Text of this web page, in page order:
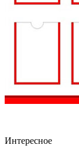
Интересное